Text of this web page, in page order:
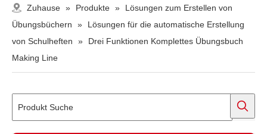
Zuhause » Produkte »
Lösungen zum Erstellen von
Übungsbüchern
»
Lösungen für die automatische Erstellung
von Schulheften
»
Drei Funktionen Komplettes Übungsbuch
Making Line